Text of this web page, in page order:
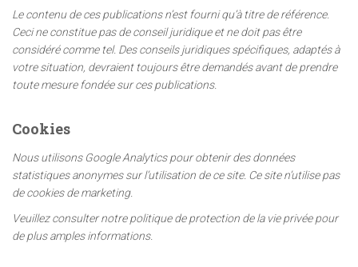
c
h
Le contenu de ces publications n’est fourni qu’à titre de référence.
Ceci ne constitue pas de conseil juridique et ne doit pas être
considéré comme tel. Des conseils juridiques spécifiques, adaptés à
votre situation, devraient toujours être demandés avant de prendre
toute mesure fondée sur ces publications.
Cookies
Nous utilisons Google Analytics pour obtenir des données
statistiques anonymes sur l’utilisation de ce site. Ce site n’utilise pas
de cookies de marketing.
Veuillez consulter notre politique de protection de la vie privée pour
de plus amples informations.